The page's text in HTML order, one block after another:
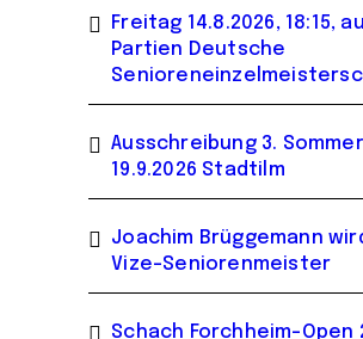
Freitag 14.8.2026, 18:15,
Partien Deutsche
Ausschreibung 3.
19.9.2026 Stadtilm
Joachim Brüggemann
Vize-Seniorenmeister
Schach Forchheim-Open